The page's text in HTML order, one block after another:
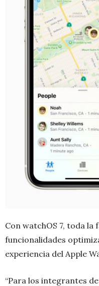
Con watchOS 7, toda la
funcionalidades
experiencia del Apple
“Para los integrantes